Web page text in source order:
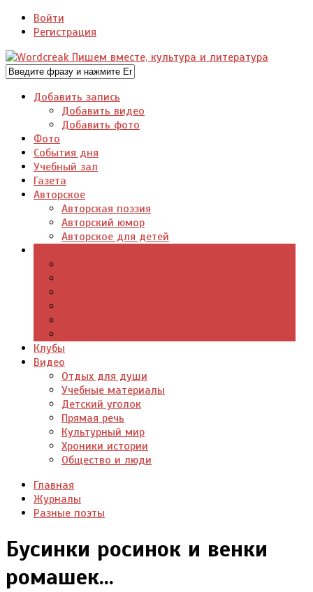
Войти
Регистрация
Добавить запись
Добавить видео
Добавить фото
Фото
События дня
Учебный зал
Газета
Авторское
Авторская поэзия
Авторский юмор
Авторское для детей
Клубы
Видео
Отдых для души
Учебные материалы
Детский уголок
Прямая речь
Культурный мир
Хроники истории
Общество и люди
Главная
Журналы
Разные поэты
Бусинки росинок и венки
ромашек...